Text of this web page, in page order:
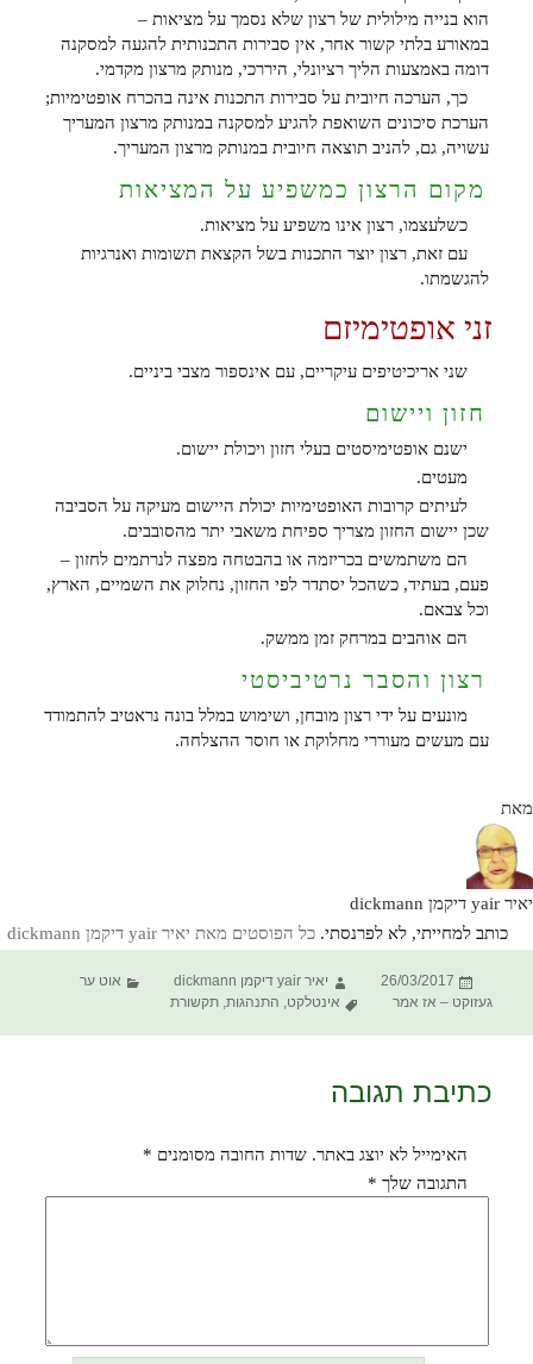
הוא בנייה מילולית של רצון שלא נסמך על מציאות –
במאורע בלתי קשור אחר, אין סבירות התכנותית להגעה למסקנה
דומה באמצעות הליך רציונלי, היררכי, מנותק מרצון מקדמי.
כך, הערכה חיובית על סבירות התכנות אינה בהכרח אופטימיות;
הערכת סיכונים השואפת להגיע למסקנה במנותק מרצון המעריך
עשויה, גם, להניב תוצאה חיובית במנותק מרצון המעריך.
מקום הרצון כמשפיע על המציאות
כשלעצמו, רצון אינו משפיע על מציאות.
עם זאת, רצון יוצר התכנות בשל הקצאת תשומות ואנרגיות
להגשמתו.
זני אופטימיזם
שני אריכיטיפים עיקריים, עם אינספור מצבי ביניים.
חזון ויישום
ישנם אופטימיסטים בעלי חזון ויכולת יישום.
מעטים.
לעיתים קרובות האופטימיות יכולת היישום מעיקה על הסביבה
שכן יישום החזון מצריך ספיחת משאבי יתר מהסובבים.
הם משתמשים בכריזמה או בהבטחה מפצה לנרתמים לחזון –
פעם, בעתיד, כשהכל יסתדר לפי החזון, נחלוק את השמיים, הארץ,
וכל צבאם.
הם אוהבים במרחק זמן ממשק.
רצון והסבר נרטיביסטי
מונעים על ידי רצון מובחן, ושימוש במלל בונה נראטיב להתמודד
עם מעשים מעוררי מחלוקת או חוסר ההצלחה.
מאת
יאיר yair דיקמן dickmann
כותב למחייתי, לא לפרנסתי. כל הפוסטים מאת יאיר yair דיקמן dickmann‏
פורסם
בתאריך
26/03/2017 מחבר
יאיר yair דיקמן dickmann קטגוריות
אוט ער
געזוקט – אז אמר
תגיות
אינטלקט, התנהגות,תקשורת
כתיבת תגובה
האימייל לא יוצג באתר. שדות החובה מסומנים *
התגובה שלך *